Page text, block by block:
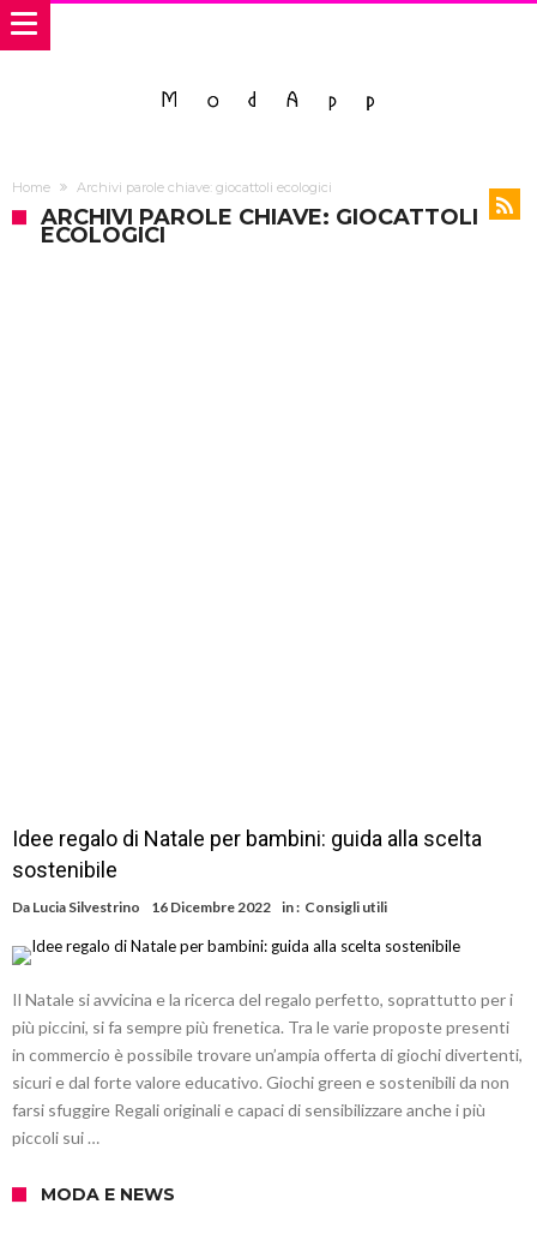
Home Archivi parole chiave: giocattoli ecologici
ARCHIVI PAROLE CHIAVE: GIOCATTOLI
ECOLOGICI
Idee regalo di Natale per bambini: guida alla scelta
sostenibile
Da Lucia Silvestrino 16 Dicembre 2022 in : Consigli utili
Il Natale si avvicina e la ricerca del regalo perfetto, soprattutto per i
più piccini, si fa sempre più frenetica. Tra le varie proposte presenti
in commercio è possibile trovare un’ampia offerta di giochi divertenti,
sicuri e dal forte valore educativo. Giochi green e sostenibili da non
farsi sfuggire Regali originali e capaci di sensibilizzare anche i più
piccoli sui …
MODA E NEWS